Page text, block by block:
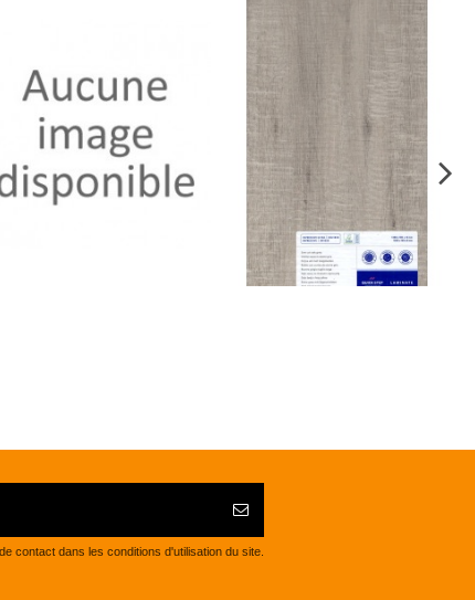
contact dans les conditions d'utilisation du site.